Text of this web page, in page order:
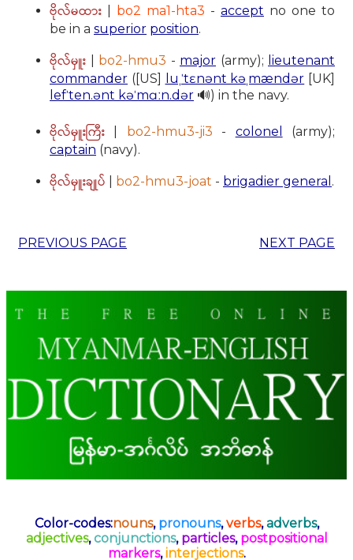
ဗိုလ်မထား bo2 ma1-hta3 - accept no one to
be in a superior position.
ဗိုလ်မှူး bo2-hmu3 - major (army); lieutenant
commander ([US] luˌˈtɛnənt kəˌmændər [UK]
lefˈten.ənt kəˈmɑːn.dər 🔊) in the navy.
ဗိုလ်မှူးကြီး bo2-hmu3-ji3 - colonel
(army);
captain (navy).
ဗိုလ်မှူးချုပ် bo2-hmu3-joat - brigadier general .
PREVIOUS PAGE NEXT PAGE
Color-codes:nouns, pronouns,verbs,adverbs,
adjectives,conjunctions, particles, postpositional
markers,interjections.